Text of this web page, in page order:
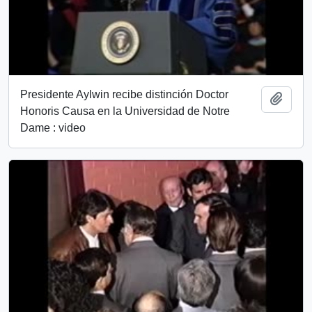
Presidente Aylwin recibe distinción Doctor
Honoris Causa en la Universidad de Notre
Dame : video